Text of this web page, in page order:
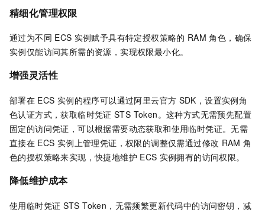
精细化管理权限
通过为不同 ECS 实例赋予具有特定授权策略的 RAM 角色，确保
实例仅能访问其所需的资源，实现权限最小化。
增强灵活性
部署在 ECS 实例的程序可以通过阿里云官方 SDK，设置实例角
色认证方式，获取临时凭证 STS Token。这种方式无需预先配置
固定的访问凭证，可以根据需要动态获取和使用临时凭证。无需
直接在 ECS 实例上管理凭证，权限的调整仅需通过修改 RAM 角
色的授权策略来实现，快捷地维护 ECS 实例拥有的访问权限。
降低维护成本
使用临时凭证 STS Token，无需频繁更新代码中的访问密钥，减